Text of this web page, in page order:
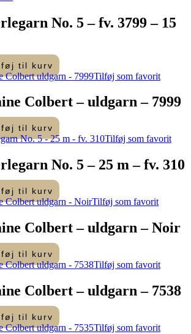
No. 5 – fv. 3799 – 15
til kurv
Tilføj som favorit
Colbert – uldgarn – 7999
til kurv
Tilføj som favorit
No. 5 – 25 m – fv. 310
til kurv
Tilføj som favorit
Colbert – uldgarn – Noir
til kurv
Tilføj som favorit
Colbert – uldgarn – 7538
til kurv
Tilføj som favorit